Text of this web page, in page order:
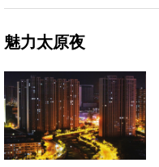
魅力太原夜